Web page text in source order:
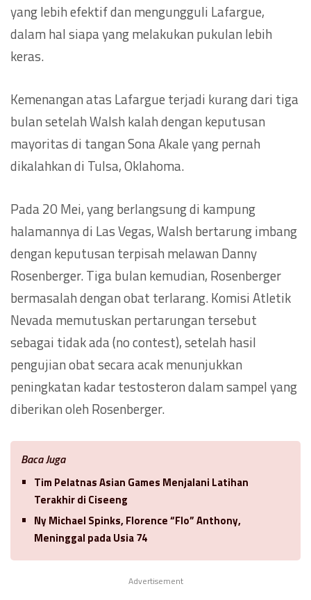
yang lebih efektif dan mengungguli Lafargue,
dalam hal siapa yang melakukan pukulan lebih
keras.
Kemenangan atas Lafargue terjadi kurang dari tiga
bulan setelah Walsh kalah dengan keputusan
mayoritas di tangan Sona Akale yang pernah
dikalahkan di Tulsa, Oklahoma.
Pada 20 Mei, yang berlangsung di kampung
halamannya di Las Vegas, Walsh bertarung imbang
dengan keputusan terpisah melawan Danny
Rosenberger. Tiga bulan kemudian, Rosenberger
bermasalah dengan obat terlarang. Komisi Atletik
Nevada memutuskan pertarungan tersebut
sebagai tidak ada (no contest), setelah hasil
pengujian obat secara acak menunjukkan
peningkatan kadar testosteron dalam sampel yang
diberikan oleh Rosenberger.
Baca Juga
Tim Pelatnas Asian Games Menjalani Latihan
Terakhir di Ciseeng
Ny Michael Spinks, Florence “Flo” Anthony,
Meninggal pada Usia 74
Advertisement